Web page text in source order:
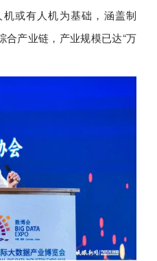
或有人机为基础，涵盖制
合产业链，产业规模已达“万